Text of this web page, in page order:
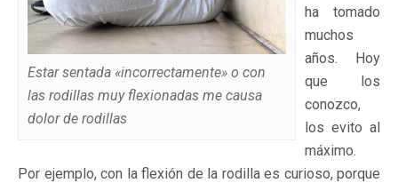
Estar sentada «incorrectamente» o con
las rodillas muy flexionadas me causa
dolor de rodillas
ha tomado
muchos
años. Hoy
que los
conozco,
los evito al
máximo.
Por ejemplo, con la flexión de la rodilla es curioso, porque